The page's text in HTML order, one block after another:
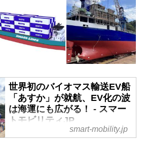
世界初のバイオマス輸送EV船
「あすか」が就航、EV化の波
は海運にも広がる！ - スマー
トモビリティJP
近年では、陸上交通だけでなく海
smart-mobility.jp